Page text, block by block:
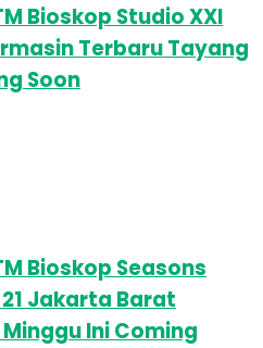
Bioskop Studio XXI
Terbaru Tayang
Soon
Bioskop Seasons
Jakarta Barat
Ini Coming